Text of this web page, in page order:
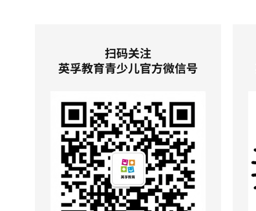
扫码关注
英孚教育青少儿官方微信号